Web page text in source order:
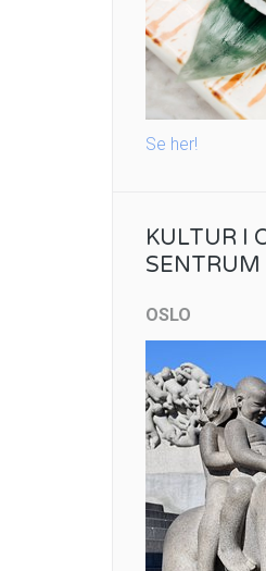
Se her!
KULTUR I
SENTRUM
OSLO